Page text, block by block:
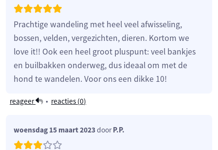
Prachtige wandeling met heel veel afwisseling,
bossen, velden, vergezichten, dieren. Kortom we
love it!! Ook een heel groot pluspunt: veel bankjes
en builbakken onderweg, dus ideaal om met de
hond te wandelen. Voor ons een dikke 10!
reageer • reacties (0)
woensdag 15 maart 2023doorP.P.